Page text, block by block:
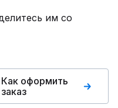
им со
Как оформить
заказ